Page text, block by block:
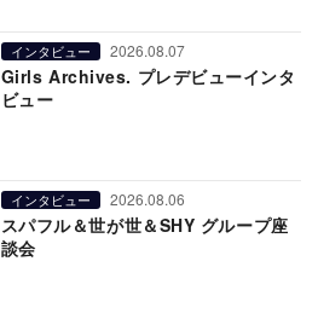
インタビュー 2026.08.07
Girls Archives. プレデビューインタ
ビュー
インタビュー 2026.08.06
スパフル＆世が世＆SHY グループ座
談会